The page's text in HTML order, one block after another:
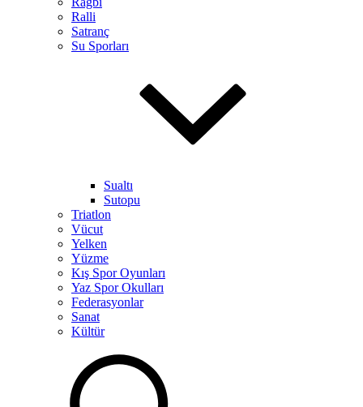
Ralli
Satranç
Su Sporları
Sualtı
Sutopu
Triatlon
Vücut
Yelken
Yüzme
Kış Spor Oyunları
Yaz Spor Okulları
Federasyonlar
Sanat
Kültür